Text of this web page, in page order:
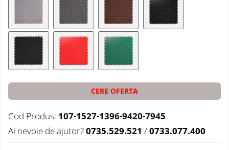
CERE OFERTA
Cod Produs: 107-1527-1396-9420-7945
Ai nevoie de ajutor?0735.529.521 /0733.077.400